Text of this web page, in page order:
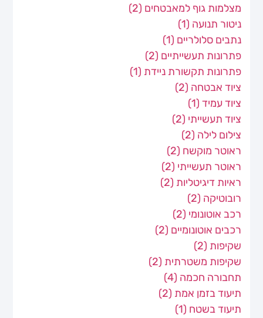
מצלמות גוף למאבטחים (2)
ניטור תנועה (1)
נתבים סלולריים (1)
פתרונות תעשייתיים (2)
פתרונות תקשורת ניידת (1)
ציוד אבטחה (2)
ציוד עמיד (1)
ציוד תעשייתי (2)
צילום לילה (2)
ראוטר מוקשח (2)
ראוטר תעשייתי (2)
ראיות דיגיטליות (2)
רובוטיקה (2)
רכב אוטונומי (2)
רכבים אוטונומיים (2)
שקיפות (2)
שקיפות משטרתית (2)
תחבורה חכמה (4)
תיעוד בזמן אמת (2)
תיעוד בשטח (1)